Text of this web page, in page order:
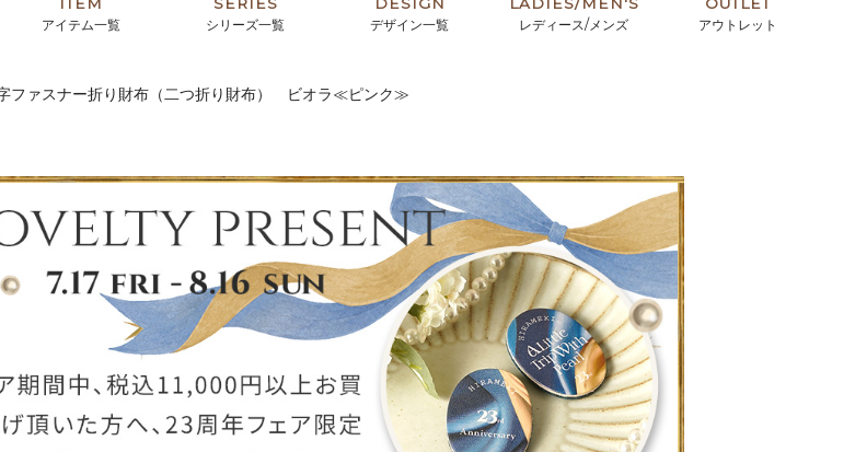
ITEM
アイテム一覧
い財布
パスケース キーケース
アクセサリー レザーケア用品 その他
SERIES
シリーズ一覧
アニマルズ
山猫ホテル
アートフラグメント
DESIGN
デザイン一覧
マテリアルから探す
LADIES/MEN'S
レディース/メンズ
For men's
OUTLET
アウトレット
ファスナー折り財布（二つ折り財布） ビオラ≪ピンク≫